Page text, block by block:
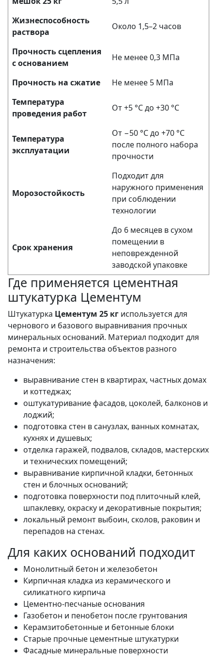
Жизнеспособность
раствора
Около 1,5–2 часов
Прочность сцепления
с основанием
Не менее 0,3 МПа
Прочность на сжатие
Не менее 5 МПа
Температура
проведения работ
От +5 °C до +30 °C
Температура
эксплуатации
От −50 °C до +70 °C
после полного набора
прочности
Морозостойкость
Подходит для
наружного применения
при соблюдении
технологии
Срок хранения
До 6 месяцев в сухом
помещении в
неповрежденной
заводской упаковке
Где применяется цементная
штукатурка Цементум
Штукатурка Цементум 25 кг используется для
чернового и базового выравнивания прочных
минеральных оснований. Материал подходит для
ремонта и строительства объектов разного
назначения:
выравнивание стен в квартирах, частных домах
и коттеджах;
оштукатуривание фасадов, цоколей, балконов и
лоджий;
подготовка стен в санузлах, ванных комнатах,
кухнях и душевых;
отделка гаражей, подвалов, складов, мастерских
и технических помещений;
выравнивание кирпичной кладки, бетонных
стен и блочных оснований;
подготовка поверхности под плиточный клей,
шпаклевку, окраску и декоративные покрытия;
локальный ремонт выбоин, сколов, раковин и
перепадов на стенах.
Для каких оснований подходит
Монолитный бетон и железобетон
Кирпичная кладка из керамического и
силикатного кирпича
Цементно-песчаные основания
Газобетон и пенобетон после грунтования
Керамзитобетонные и бетонные блоки
Старые прочные цементные штукатурки
Фасадные минеральные поверхности